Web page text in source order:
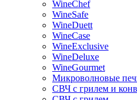
WineChef
WineSafe
WineDuett
WineCase
WineExclusive
WineDeluxe
WineGourmet
Микроволновые
СВЧ с грилем и